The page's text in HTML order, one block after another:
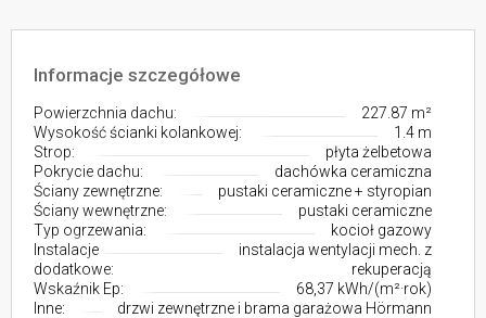
Informacje szczegółowe
Powierzchnia dachu:
227.87 m²
Wysokość ścianki kolankowej:
1.4 m
Strop:
płyta żelbetowa
Pokrycie dachu:
dachówka ceramiczna
Ściany zewnętrzne:
pustaki ceramiczne + styropian
Ściany wewnętrzne:
pustaki ceramiczne
Typ ogrzewania:
kocioł gazowy
Instalacje
dodatkowe:
instalacja wentylacji mech. z
rekuperacją
Wskaźnik Ep:
68,37 kWh/(m²·rok)
Inne:
drzwi zewnętrzne i brama garażowa Hörmann